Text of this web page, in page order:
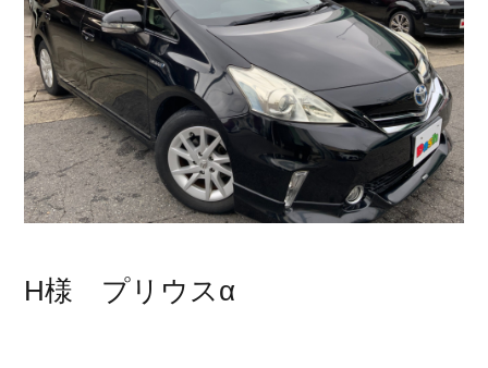
H様 プリウスα